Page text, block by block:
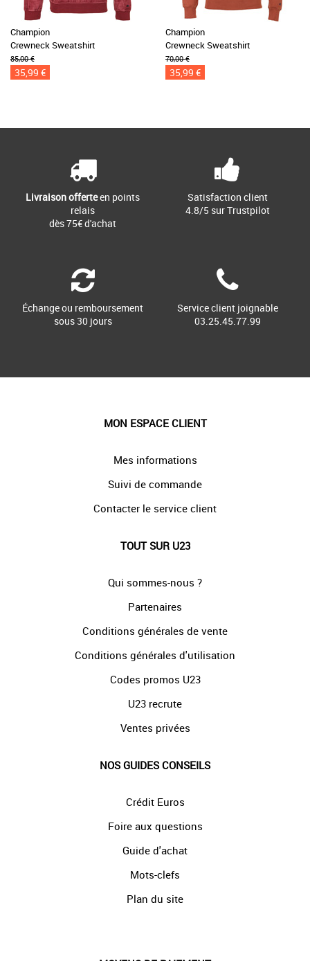
Champion
Crewneck Sweatshirt
85,00 €
35,99 €
Champion
Crewneck Sweatshirt
70,00 €
35,99 €
Livraison offerteen points
relais
dès 75€ d'achat
Satisfaction client
4.8/5 sur Trustpilot
Échange ou remboursement
sous 30 jours
Service client joignable
03.25.45.77.99
MON ESPACE CLIENT
Mes informations
Suivi de commande
Contacter le service client
TOUT SUR U23
Qui sommes-nous ?
Partenaires
Conditions générales de vente
Conditions générales d'utilisation
Codes promos U23
U23 recrute
Ventes privées
NOS GUIDES CONSEILS
Crédit Euros
Foire aux questions
Guide d'achat
Mots-clefs
Plan du site